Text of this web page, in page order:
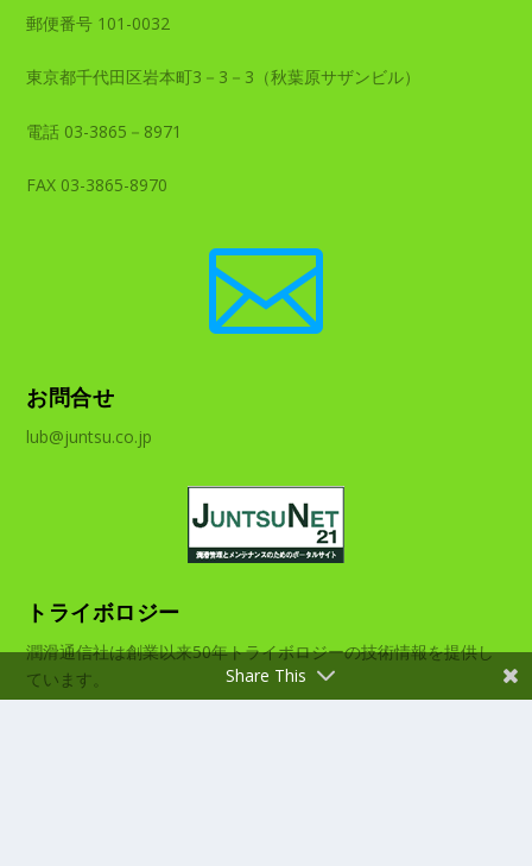
郵便番号 101-0032
東京都千代田区岩本町3－3－3（秋葉原サザンビル）
電話 03-3865－8971
FAX 03-3865-8970

お問合せ
lub@juntsu.co.jp
トライボロジー
潤滑通信社は創業以来50年トライボロジーの技術情報を提供し
ています。
Share This